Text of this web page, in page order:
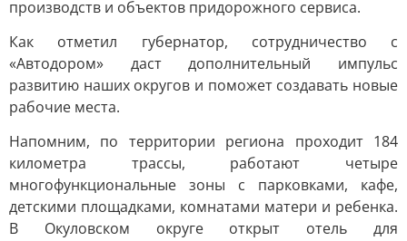
производств и объектов придорожного сервиса.
Как отметил губернатор, сотрудничество с
«Автодором» даст дополнительный импульс
развитию наших округов и поможет создавать новые
рабочие места.
Напомним, по территории региона проходит 184
километра трассы, работают четыре
многофункциональные зоны с парковками, кафе,
детскими площадками, комнатами матери и ребенка.
В Окуловском округе открыт отель для